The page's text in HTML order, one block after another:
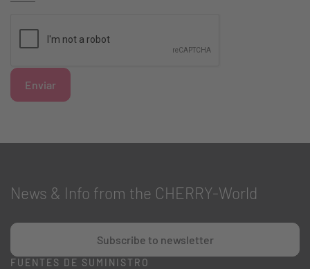
Enviar
News & Info from the CHERRY-World
Subscribe to newsletter
FUENTES DE SUMINISTRO